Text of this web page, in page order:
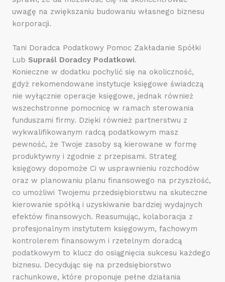
uwagę na zwiększaniu budowaniu własnego biznesu
korporacji.
Tani Doradca Podatkowy Pomoc Zakładanie Spółki
Lub Supraśl Doradcy Podatkowi.
Konieczne w dodatku pochylić się na okoliczność,
gdyż rekomendowane instytucje księgowe świadczą
nie wyłącznie operacje księgowe, jednak również
wszechstronne pomocnicę w ramach sterowania
funduszami firmy. Dzięki również partnerstwu z
wykwalifikowanym radcą podatkowym masz
pewność, że Twoje zasoby są kierowane w formę
produktywny i zgodnie z przepisami. Strateg
księgowy dopomoże Ci w usprawnieniu rozchodów
oraz w planowaniu planu finansowego na przyszłość,
co umożliwi Twojemu przedsiębiorstwu na skuteczne
kierowanie spółką i uzyskiwanie bardziej wydajnych
efektów finansowych. Reasumując, kolaboracja z
profesjonalnym instytutem księgowym, fachowym
kontrolerem finansowym i rzetelnym doradcą
podatkowym to klucz do osiągnięcia sukcesu każdego
biznesu. Decydując się na przedsiębiorstwo
rachunkowe, które proponuje pełne działania